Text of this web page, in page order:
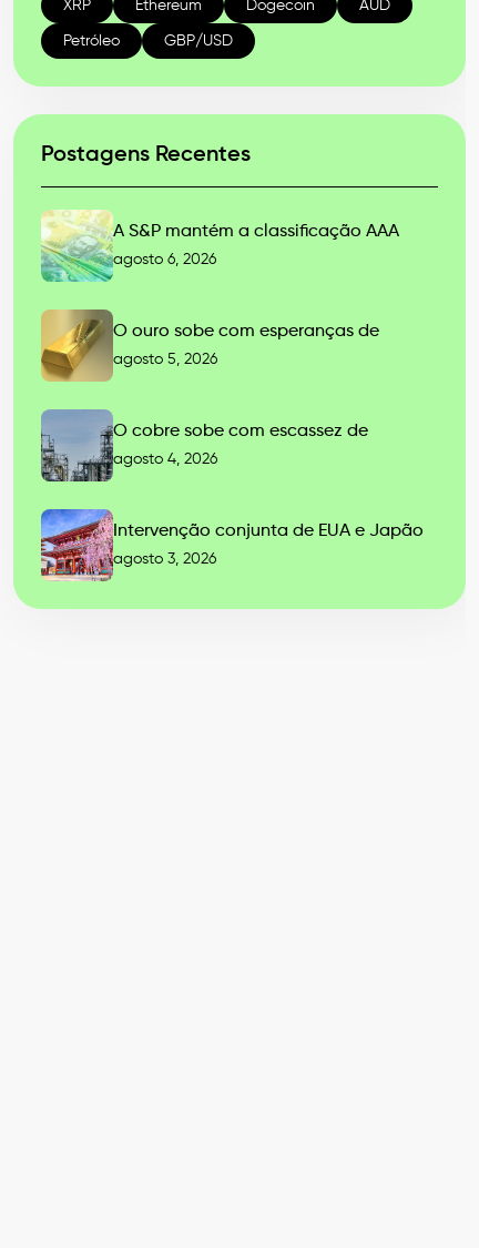
XRP Ethereum Dogecoin AUD
Petróleo GBP/USD
Postagens Recentes
A S&P mantém a classificação AAA
agosto 6, 2026
O ouro sobe com esperanças de
agosto 5, 2026
O cobre sobe com escassez de
agosto 4, 2026
Intervenção conjunta de EUA e Japão
agosto 3, 2026